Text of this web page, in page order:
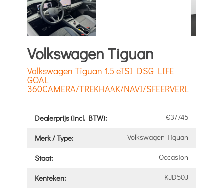
Volkswagen Tiguan
Volkswagen Tiguan 1.5 eTSI DSG LIFE
GOAL
360CAMERA/TREKHAAK/NAVI/SFEERVERL
Dealerprijs (incl. BTW): €37745
Merk / Type: Volkswagen Tiguan
Staat: Occasion
Kenteken: KJD50J